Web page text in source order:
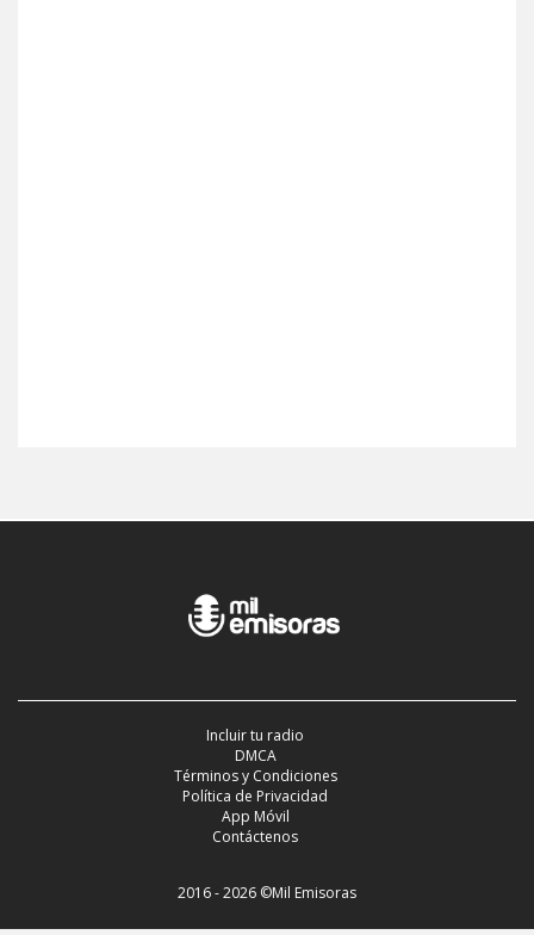
Incluir tu radio
DMCA
Términos y Condiciones
Política de Privacidad
App Móvil
Contáctenos
2016 - 2026 ©Mil Emisoras